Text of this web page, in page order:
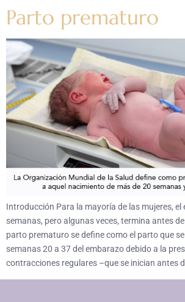
Parto prematuro
Introducción Para la mayoría de las mujeres, el
semanas, pero algunas veces, termina antes
parto prematuro se define como el parto que
semanas 20 a 37 del embarazo debido a la
contracciones regulares –que se inician antes